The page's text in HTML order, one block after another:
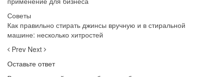
Советы
Как правильно стирать джинсы вручную и в стиральной
машине: несколько хитростей
Prev Next
Оставьте ответ